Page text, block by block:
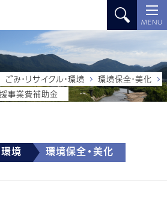
MENU
環境 環境保全・美化
ごみ・リサイクル・環境
環境保全・美化
事業費補助金